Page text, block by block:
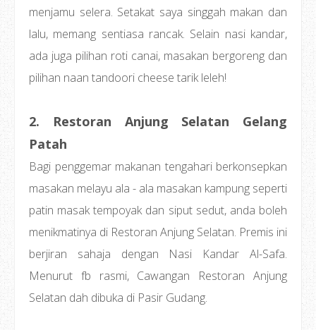
menjamu selera. Setakat saya singgah makan dan
lalu, memang sentiasa rancak. Selain nasi kandar,
ada juga pilihan roti canai, masakan bergoreng dan
pilihan naan tandoori cheese tarik leleh!
2. Restoran Anjung Selatan Gelang
Patah
Bagi penggemar makanan tengahari berkonsepkan
masakan melayu ala - ala masakan kampung seperti
patin masak tempoyak dan siput sedut, anda boleh
menikmatinya di Restoran Anjung Selatan. Premis ini
berjiran sahaja dengan Nasi Kandar Al-Safa.
Menurut fb rasmi, Cawangan Restoran Anjung
Selatan dah dibuka di Pasir Gudang.